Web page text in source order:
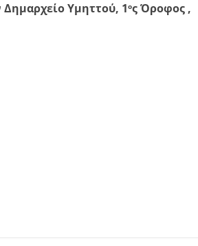
Υμηττού, 1ος Όροφος ,